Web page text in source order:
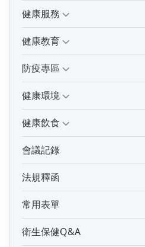
健康服務
健康教育
防疫專區
健康環境
健康飲食
會議記錄
法規釋函
常用表單
衛生保健Q&A